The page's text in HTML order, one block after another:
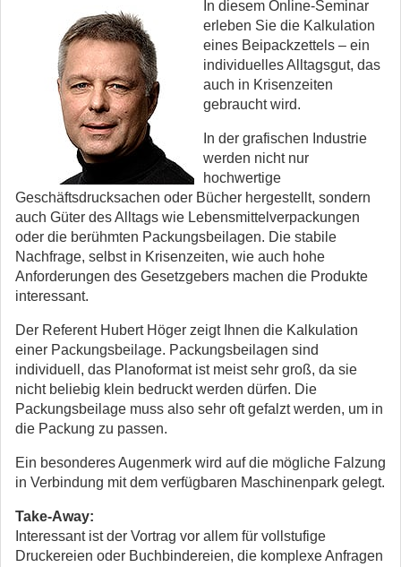
In diesem Online-Seminar
erleben Sie die Kalkulation
eines Beipackzettels – ein
individuelles Alltagsgut, das
auch in Krisenzeiten
gebraucht wird.
In der grafischen Industrie
werden nicht nur
hochwertige
Geschäftsdrucksachen oder Bücher hergestellt, sondern
auch Güter des Alltags wie Lebensmittelverpackungen
oder die berühmten Packungsbeilagen. Die stabile
Nachfrage, selbst in Krisenzeiten, wie auch hohe
Anforderungen des Gesetzgebers machen die Produkte
interessant.
Der Referent Hubert Höger zeigt Ihnen die Kalkulation
einer Packungsbeilage. Packungsbeilagen sind
individuell, das Planoformat ist meist sehr groß, da sie
nicht beliebig klein bedruckt werden dürfen. Die
Packungsbeilage muss also sehr oft gefalzt werden, um in
die Packung zu passen.
Ein besonderes Augenmerk wird auf die mögliche Falzung
in Verbindung mit dem verfügbaren Maschinenpark gelegt.
Take-Away:
Interessant ist der Vortrag vor allem für vollstufige
Druckereien oder Buchbindereien, die komplexe Anfragen